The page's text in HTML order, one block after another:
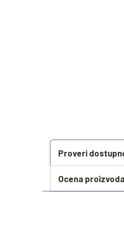
Proveri
Ocena proizvoda